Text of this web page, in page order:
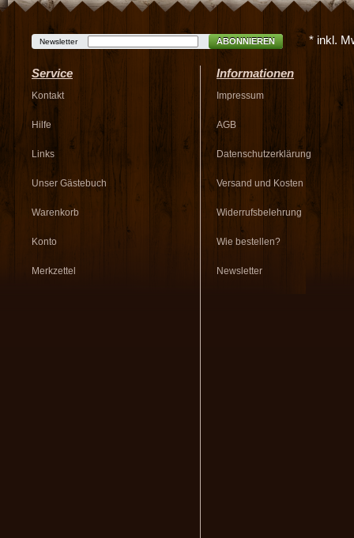
Newsletter ABONNIEREN * inkl.
Service
Kontakt
Hilfe
Links
Unser Gästebuch
Warenkorb
Konto
Merkzettel
Informationen
Impressum
AGB
Datenschutzerklärung
Versand und Kosten
Widerrufsbelehrung
Wie bestellen?
Newsletter